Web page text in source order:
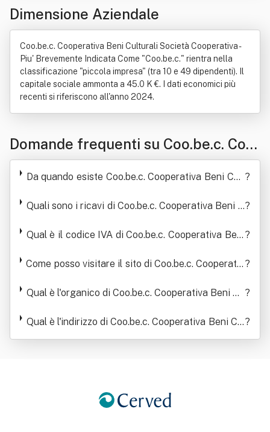
Dimensione Aziendale
Coo.be.c. Cooperativa Beni Culturali Società Cooperativa -
Piu' Brevemente Indicata Come "Coo.be.c." rientra nella
classificazione "piccola impresa" (tra 10 e 49 dipendenti). Il
capitale sociale ammonta a 45.0 K €. I dati economici più
recenti si riferiscono all'anno 2024.
Domande frequenti su Coo.be.c. Coo
perativa Beni Culturali Società Coop
erativa - Piu' Brevemente Indicata Co
me "Coo.be.c."
Da quando esiste Coo.be.c. Cooperativa Beni Cult
ata Come "Coo.be.c."
?
Quali sono i ricavi di Coo.be.c. Cooperativa Beni C
dicata Come "Coo.be.c."
?
Qual è il codice IVA di Coo.be.c. Cooperativa Beni
ndicata Come "Coo.be.c."
?
Come posso visitare il sito di Coo.be.c. Cooperativ
mente Indicata Come "Coo.be.c."
?
Qual è l'organico di Coo.be.c. Cooperativa Beni Cu
cata Come "Coo.be.c."
?
Qual è l'indirizzo di Coo.be.c. Cooperativa Beni Cul
turali Società Cooperativa - Piu' Brevemente Indi
?